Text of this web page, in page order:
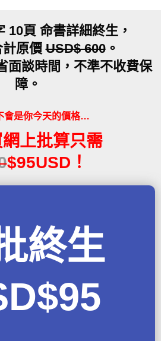
10頁 命書詳細終生，
計原價USD$ 600。
面談時間，不準不收費保
障。
會是你今天的價格…
上批算只需
$95USD！
終生